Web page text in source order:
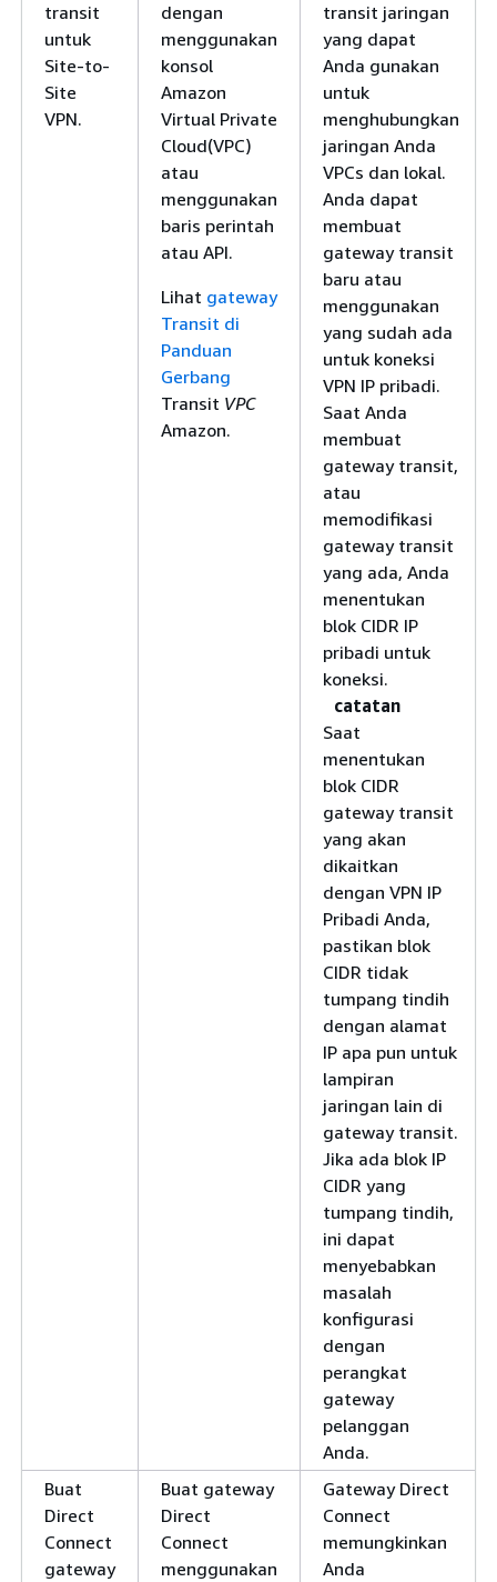
transit
untuk
Site-to-
Site
VPN.
dengan
menggunakan
konsol
Amazon
Virtual Private
Cloud(VPC)
atau
menggunakan
baris perintah
atau API.
Lihat gateway
Transit di
Panduan
Gerbang
Transit VPC
Amazon.
transit jaringan
yang dapat
Anda gunakan
untuk
menghubungkan
jaringan Anda
VPCs dan lokal.
Anda dapat
membuat
gateway transit
baru atau
menggunakan
yang sudah ada
untuk koneksi
VPN IP pribadi.
Saat Anda
membuat
gateway transit,
atau
memodifikasi
gateway transit
yang ada, Anda
menentukan
blok CIDR IP
pribadi untuk
koneksi.
catatan
Saat
menentukan
blok CIDR
gateway transit
yang akan
dikaitkan
dengan VPN IP
Pribadi Anda,
pastikan blok
CIDR tidak
tumpang tindih
dengan alamat
IP apa pun untuk
lampiran
jaringan lain di
gateway transit.
Jika ada blok IP
CIDR yang
tumpang tindih,
ini dapat
menyebabkan
masalah
konfigurasi
dengan
perangkat
gateway
pelanggan
Anda.
Buat
Direct
Connect
gateway
Buat gateway
Direct
Connect
menggunakan
Gateway Direct
Connect
memungkinkan
Anda